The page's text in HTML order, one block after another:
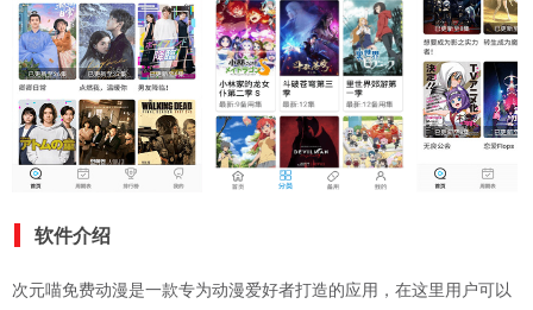
软件介绍
次元喵免费动漫是一款专为动漫爱好者打造的应用，在这里用户可以